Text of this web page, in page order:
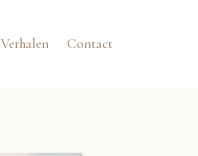
Verhalen Contact